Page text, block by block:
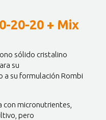
20-20 + Mix
sólido cristalino
su
a su formulación Rombi
con micronutrientes,
pero